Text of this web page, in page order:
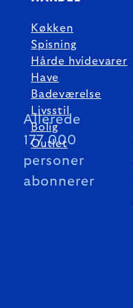
Allerede
177 000
personer
abonnerer
Køkken
Spisning
Hårde hvidevarer
Have
Badeværelse
Livsstil
Bolig
Outlet